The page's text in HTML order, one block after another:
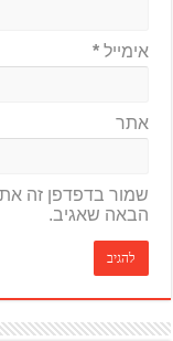
אימייל*
אתר
שמור בדפדפן זה
הבאה שאגיב.